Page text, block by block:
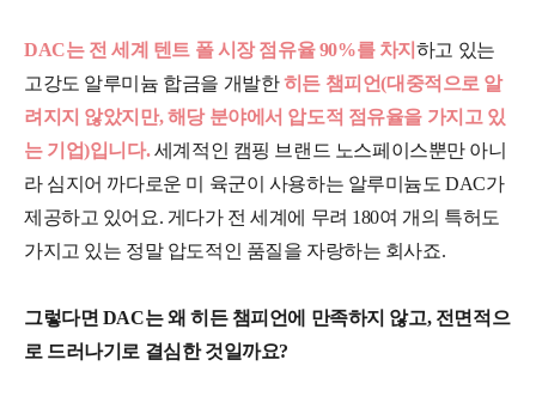
DAC는 전 세계 텐트 폴 시장 점유율 90%를 차지 하고 있는
고강도 알루미늄 합금을 개발한히든 챔피언(대중적으로 알
려지지 않았지만, 해당 분야에서 압도적 점유율을 가지고 있
는 기업)입니다.세계적인 캠핑 브랜드 노스페이스뿐만 아니
라 심지어 까다로운 미 육군이 사용하는 알루미늄도 DAC가
제공하고 있어요. 게다가 전 세계에 무려 180여 개의 특허도
가지고 있는 정말 압도적인 품질을 자랑하는 회사죠.
그렇다면 DAC는 왜 히든 챔피언에 만족하지 않고, 전면적으
로 드러나기로 결심한 것일까요?